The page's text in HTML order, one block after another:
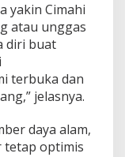
yakin Cimahi
atau unggas
diri buat
terbuka dan
jelasnya.
daya alam,
tetap optimis